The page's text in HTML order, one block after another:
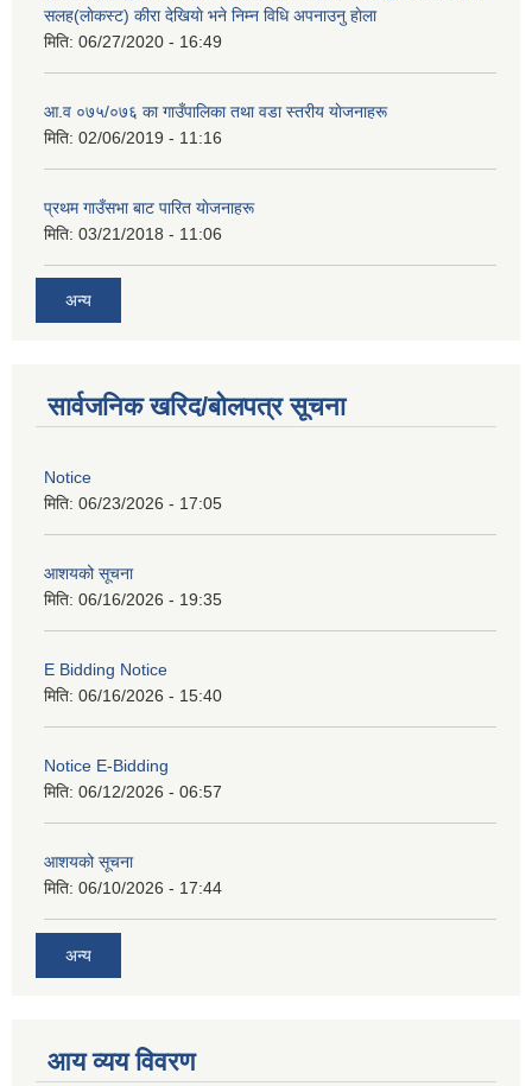
सलह(लाेकस्ट) कीरा देखियाे भने निम्न विधि अपनाउनु हाेला
मिति: 06/27/2020 - 16:49
आ‍.व ०७५/०७६ का गाउँपालिका तथा वडा स्तरीय याेजनाहरू
मिति: 02/06/2019 - 11:16
प्रथम गाउँसभा बाट पारित याेजनाहरू
मिति: 03/21/2018 - 11:06
अन्य
सार्वजनिक खरिद/बोलपत्र सूचना
Notice
मिति: 06/23/2026 - 17:05
आशयको सूचना
मिति: 06/16/2026 - 19:35
E Bidding Notice
मिति: 06/16/2026 - 15:40
Notice E-Bidding
मिति: 06/12/2026 - 06:57
आशयको सूचना
मिति: 06/10/2026 - 17:44
अन्य
आय व्यय विवरण